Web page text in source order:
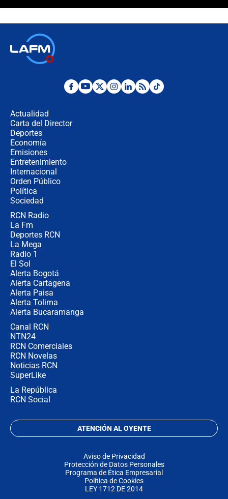
¿Por qué De la Espriella gobernará
Actualidad
Carta del Director
Deportes
Economía
Emisiones
Entretenimiento
Internacional
Orden Público
Política
Sociedad
RCN Radio
La Fm
Deportes RCN
La Mega
Radio 1
El Sol
Alerta Bogotá
Alerta Cartagena
Alerta Paisa
Alerta Tolima
Alerta Bucaramanga
Canal RCN
NTN24
RCN Comerciales
RCN Novelas
Noticias RCN
SuperLike
La República
RCN Social
ATENCIÓN AL OYENTE
Aviso de Privacidad
Protección de Datos Personales
Programa de Ética Empresarial
Política de Cookies
LEY 1712 DE 2014